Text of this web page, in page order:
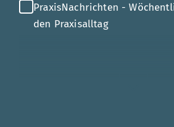
PraxisNachrichten -
den Praxisalltag